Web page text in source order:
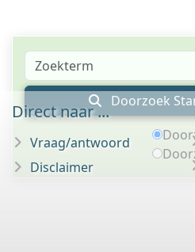
Doorzoek
Direct naar ...
Vraag/antwoord
Disclaimer